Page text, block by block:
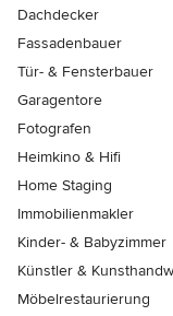
Dachdecker
Fassadenbauer
Tür- & Fensterbauer
Garagentore
Fotografen
Heimkino & Hifi
Home Staging
Immobilienmakler
Kinder- & Babyzimmer
Künstler &
Möbelrestaurierung